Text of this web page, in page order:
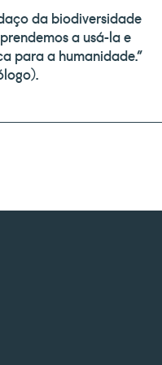
da biodiversidade
a usá-la e
para a humanidade.”